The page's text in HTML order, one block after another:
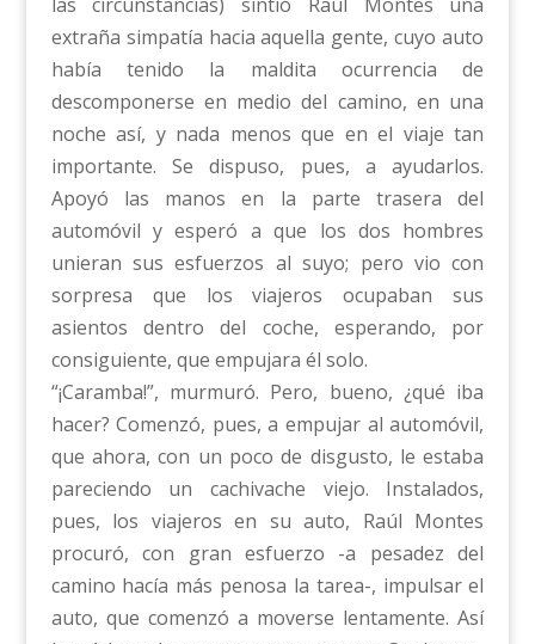
extraña simpatía hacia aquella gente, cuyo auto
había tenido la maldita ocurrencia de
descomponerse en medio del camino, en una
noche así, y nada menos que en el viaje tan
importante. Se dispuso, pues, a ayudarlos.
Apoyó las manos en la parte trasera del
automóvil y esperó a que los dos hombres
unieran sus esfuerzos al suyo; pero vio con
sorpresa que los viajeros ocupaban sus
asientos dentro del coche, esperando, por
consiguiente, que empujara él solo.
“¡Caramba!”, murmuró. Pero, bueno, ¿qué iba
hacer? Comenzó, pues, a empujar al automóvil,
que ahora, con un poco de disgusto, le estaba
pareciendo un cachivache viejo. Instalados,
pues, los viajeros en su auto, Raúl Montes
procuró, con gran esfuerzo -a pesadez del
camino hacía más penosa la tarea-, impulsar el
auto, que comenzó a moverse lentamente. Así